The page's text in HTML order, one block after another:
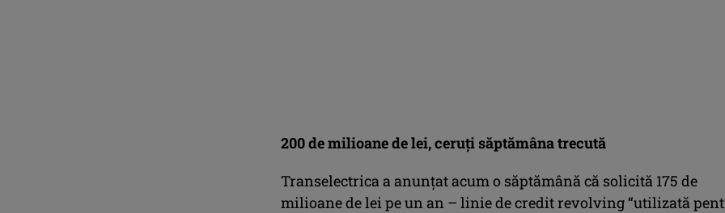
200 de milioane de lei, ceruți săptămâna trecută
Transelectrica a anunțat acum o săptămână că solicită 175 de
milioane de lei pe un an – linie de credit revolving “utilizată